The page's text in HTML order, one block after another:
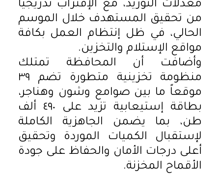
معدلات التوريد، مع الإقتراب تدريجياً
من تحقيق المستهدف خلال الموسم
الحالي، في ظل إنتظام العمل بكافة
مواقع الإستلام والتخزين.
وأضافت أن المحافظة تمتلك
منظومة تخزينية متطورة تضم ٣٩
موقعاً ما بين صوامع وشون وهناجر،
بطاقة إستيعابية تزيد على ٤٩٠ ألف
طن، بما يضمن الجاهزية الكاملة
لإستقبال الكميات الموردة وتحقيق
أعلى درجات الأمان والحفاظ على جودة
الأقماح المخزنة.